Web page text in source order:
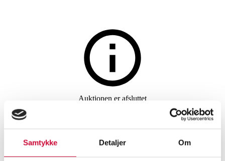
Samtykke Detaljer Om
Auktionen er afsluttet
913. Emil Thorup for
Handvärk. Sofabord model 90,